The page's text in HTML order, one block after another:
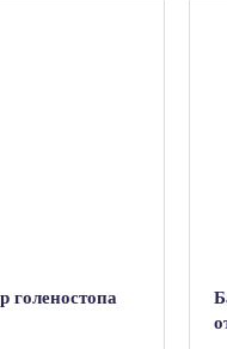
голеностопа